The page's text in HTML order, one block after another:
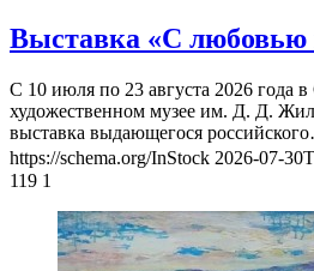
Выставка «С любовью
С 10 июля по 23 августа 2026 года
художественном музее им. Д. Д.
выставка выдающегося
https://schema.org/InStock 2026-07-
119 1